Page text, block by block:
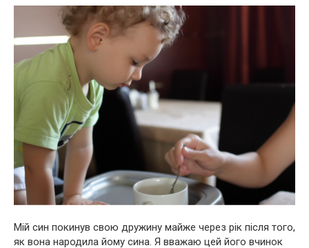
Мій син покинув свою дружину майже через рік після того,
як вона народила йому сина. Я вважаю цей його вчинок